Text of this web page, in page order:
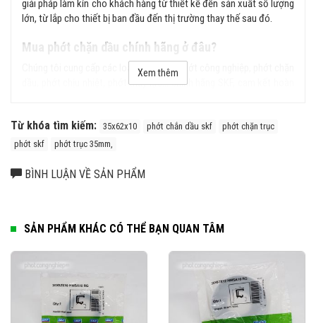
giải pháp làm kín cho khách hàng từ thiết kế đến sản xuất số lượng
lớn, từ lắp cho thiết bị ban đầu đến thị trường thay thế sau đó.
Mua phớt chặn dầu chính hãng ở đâu?
Chúng tôi cung cấp các loại sản phẩm phớt công nghiệp, phớt chặn
dầu, phớt chịu nhiệt, phớt thủy lực... chính hãng SKF, cam kết hoàn
phẩm.
Xem thêm
Từ khóa tìm kiếm: 35x62x10 phớt chắn dầu skf
phớt chặn trục
phớt skf
phớt trục 35mm,
BÌNH LUẬN VỀ SẢN PHẨM
SẢN PHẨM KHÁC CÓ THỂ BẠN QUAN TÂM